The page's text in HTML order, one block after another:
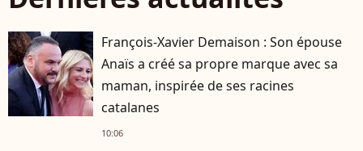
François-Xavier Demaison : Son épouse
Anaïs a créé sa propre marque avec sa
maman, inspirée de ses racines
catalanes
10:06